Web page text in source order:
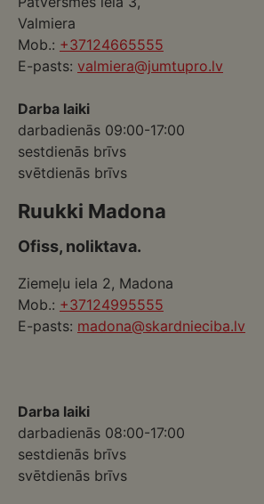
Valmiera
Mob.: +37124665555
E-pasts: valmiera@jumtupro.lv
Darba laiki
darbadienās 09:00-17:00
sestdienās brīvs
svētdienās brīvs
Ruukki Madona
Ofiss, noliktava.
Ziemeļu iela 2, Madona
Mob.: +37124995555
E-pasts: madona@skardnieciba.lv
Darba laiki
darbadienās 08:00-17:00
sestdienās brīvs
svētdienās brīvs